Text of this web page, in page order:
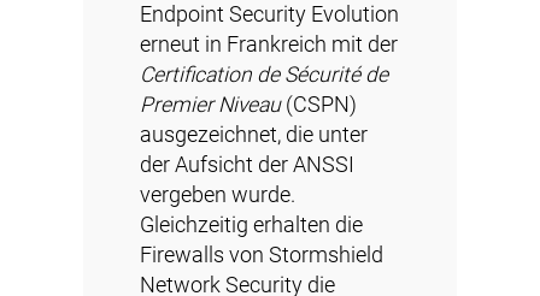
Endpoint Security Evolution
erneut in Frankreich mit der
Certification de Sécurité de
Premier Niveau(CSPN)
ausgezeichnet, die unter
der Aufsicht der ANSSI
vergeben wurde.
Gleichzeitig erhalten die
Firewalls von Stormshield
Network Security die